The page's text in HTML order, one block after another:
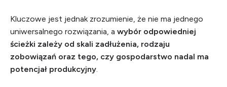
Kluczowe jest jednak zrozumienie, że nie ma jednego
uniwersalnego rozwiązania, a wybór odpowiedniej
ścieżki zależy od skali zadłużenia, rodzaju
zobowiązań oraz tego, czy gospodarstwo nadal ma
potencjał produkcyjny.